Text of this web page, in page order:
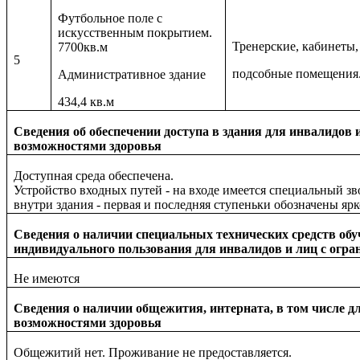
5
Футбольное поле с
искусственным покрытием.
7700кв.м
Административное здание
434,4 кв.м
Тренерские, кабинеты,
подсобные
Сведения об обеспечении доступа в здания для
возможностями здоровья
Доступная среда обеспечена.
Устройство входных путей - на входе имеется специальный
внутри здания - первая и последняя ступеньки обозначены
Сведения о наличии специальных технических средств
индивидуального пользования для инвалидов и лиц с
Не имеются
Сведения о наличии общежития, интерната, в том числе
возможностями здоровья
Общежитий нет. Проживание не предоставляется.